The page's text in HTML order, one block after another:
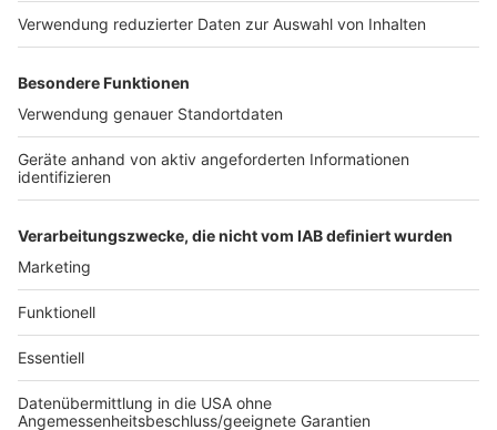
Das Schulministerium werde genau beobachten, wie
die neuen Vorgaben umgesetzt würden, welche
müsse, betonte Feller. "Klar ist für mich, dass wir das
Thema nicht auf die lange Bank schieben dürfen.
Deswegen handeln wir jetzt." (dpa)
Anzeige